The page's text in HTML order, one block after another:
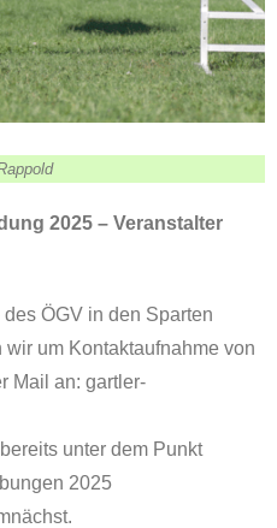
2025 – Veranstalter
ÖGV in den Sparten
um Kontaktaufnahme von
Mail an: gartler-
unter dem Punkt
2025